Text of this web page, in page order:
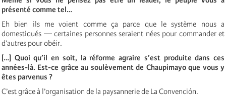
présenté comme tel…
Eh bien ils me voient comme ça parce que le système nous a
domestiqués — certaines personnes seraient nées pour commander et
d’autres pour obéir.
[…] Quoi qu’il en soit, la réforme agraire s’est produite dans ces
années-là. Est-ce grâce au soulèvement de Chaupimayo que vous y
êtes parvenus ?
C’est grâce à l’organisation de la paysannerie de La Convención.